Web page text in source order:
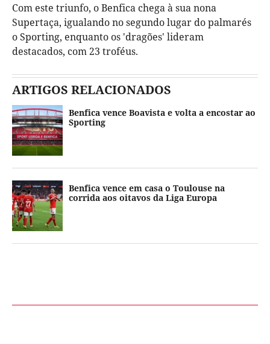
Com este triunfo, o Benfica chega à sua nona
Supertaça, igualando no segundo lugar do palmarés
o Sporting, enquanto os 'dragões' lideram
destacados, com 23 troféus.
ARTIGOS RELACIONADOS
Benfica vence Boavista e volta a encostar ao
Sporting
Benfica vence em casa o Toulouse na
corrida aos oitavos da Liga Europa